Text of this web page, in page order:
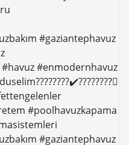
#gaziantephavuz
#enmodernhavuz
#poolhavuzkapama
#gaziantephavuz